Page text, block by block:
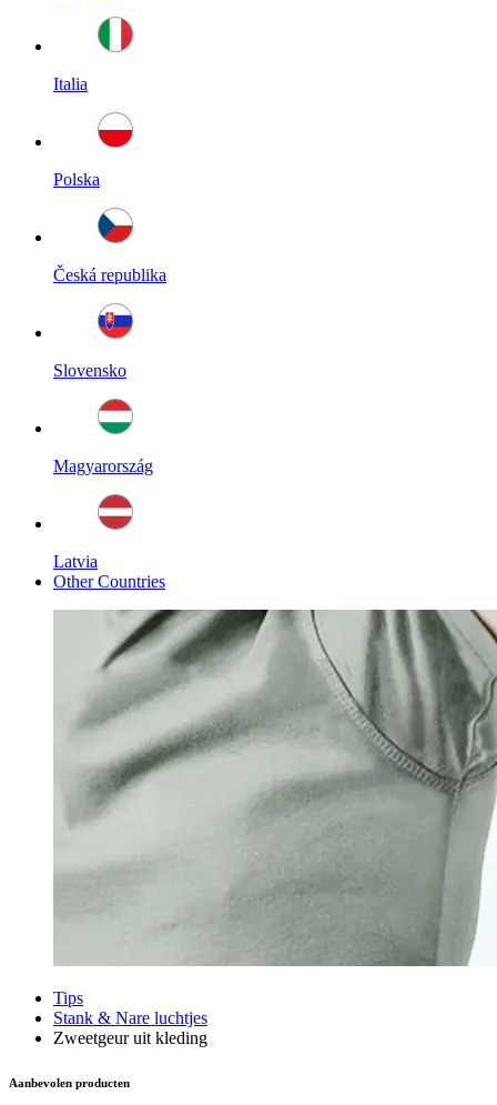
Italia
Polska
Česká republika
Slovensko
Magyarország
Latvia
Other Countries
Tips
Stank & Nare luchtjes
Zweetgeur uit kleding
Aanbevolen producten